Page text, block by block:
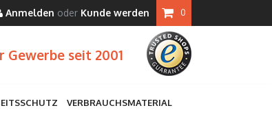
Anmelden oder Kunde werden 0
seit 2001
VERBRAUCHSMATERIAL